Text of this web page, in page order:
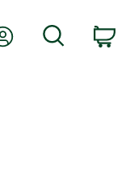
내 계정